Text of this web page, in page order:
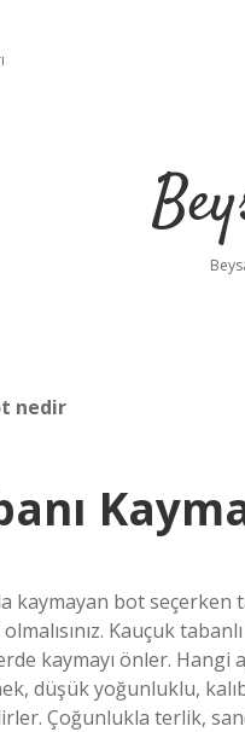
nedir
kaymayan bot
Kauçuk
kaymayı önler. Hangi
düşük yoğunluklu,
Çoğunlukla terlik,